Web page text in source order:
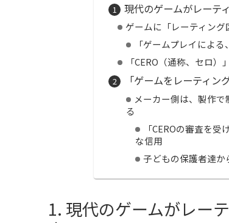
現代のゲームがレーテ
ゲームに「レーティン
「ゲームプレイによ
「CERO（通称、セロ
「ゲームをレーティ
メーカー側は、製作
る
「CEROの審査を
な信用
子どもの保護者達か
現代のゲームがレー